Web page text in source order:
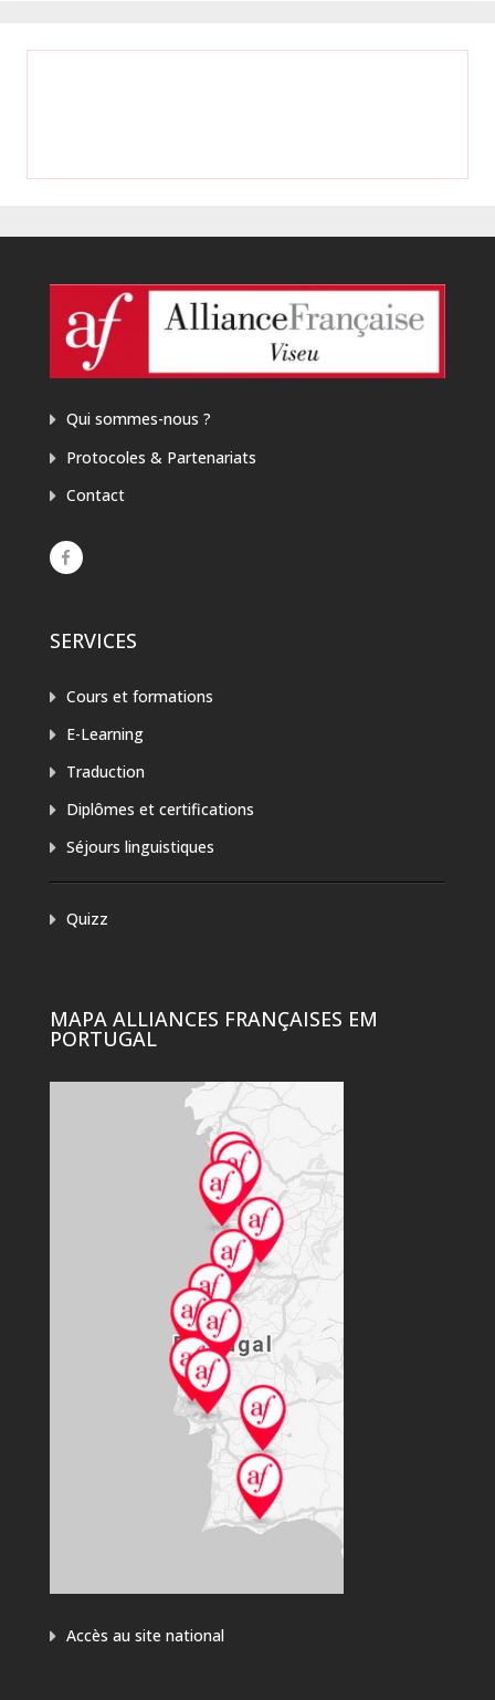
Qui sommes-nous ?
Protocoles & Partenariats
Contact
SERVICES
Cours et formations
E-Learning
Traduction
Diplômes et certifications
Séjours linguistiques
Quizz
MAPA ALLIANCES FRANÇAISES EM
PORTUGAL
Accès au site national